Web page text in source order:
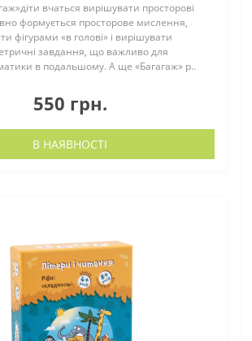
вчаться вирішувати просторові
формується просторове мислення,
фігурами «в голові» і вирішувати
завдання, що важливо для
в подальшому. А ще «Багагаж» р..
550 грн.
В НАЯВНОСТІ